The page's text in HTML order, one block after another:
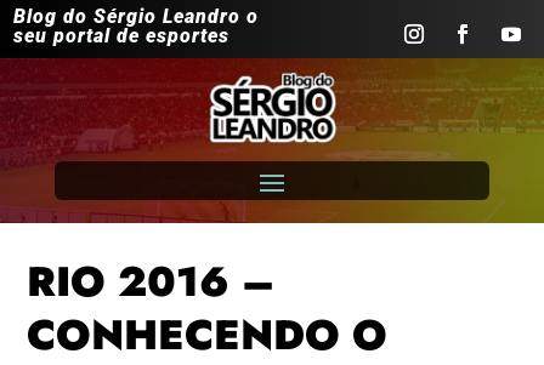
Blog do Sérgio Leandro o
seu portal de esportes
RIO 2016 –
CONHECENDO O